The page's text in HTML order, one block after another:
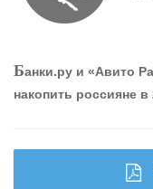
привлечь и
Банки.ру и «Авито
накопить россияне в